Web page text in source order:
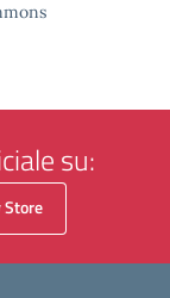
su:
Store